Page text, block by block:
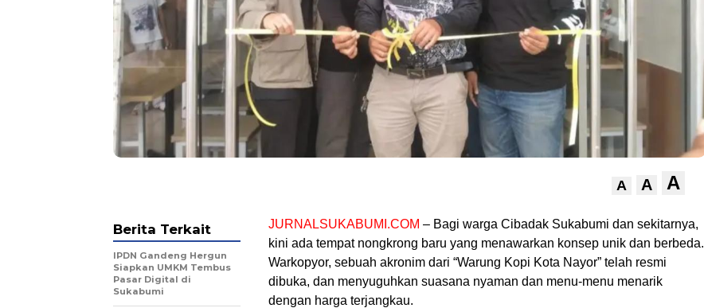
A A A
JURNALSUKABUMI.COM – Bagi warga Cibadak Sukabumi dan sekitarnya,
kini ada tempat nongkrong baru yang menawarkan konsep unik dan berbeda.
Warkopyor, sebuah akronim dari “Warung Kopi Kota Nayor” telah resmi
dibuka, dan menyuguhkan suasana nyaman dan menu-menu menarik
dengan harga terjangkau.
Berita Terkait
IPDN Gandeng Hergun
Siapkan UMKM Tembus
Pasar Digital di
Sukabumi